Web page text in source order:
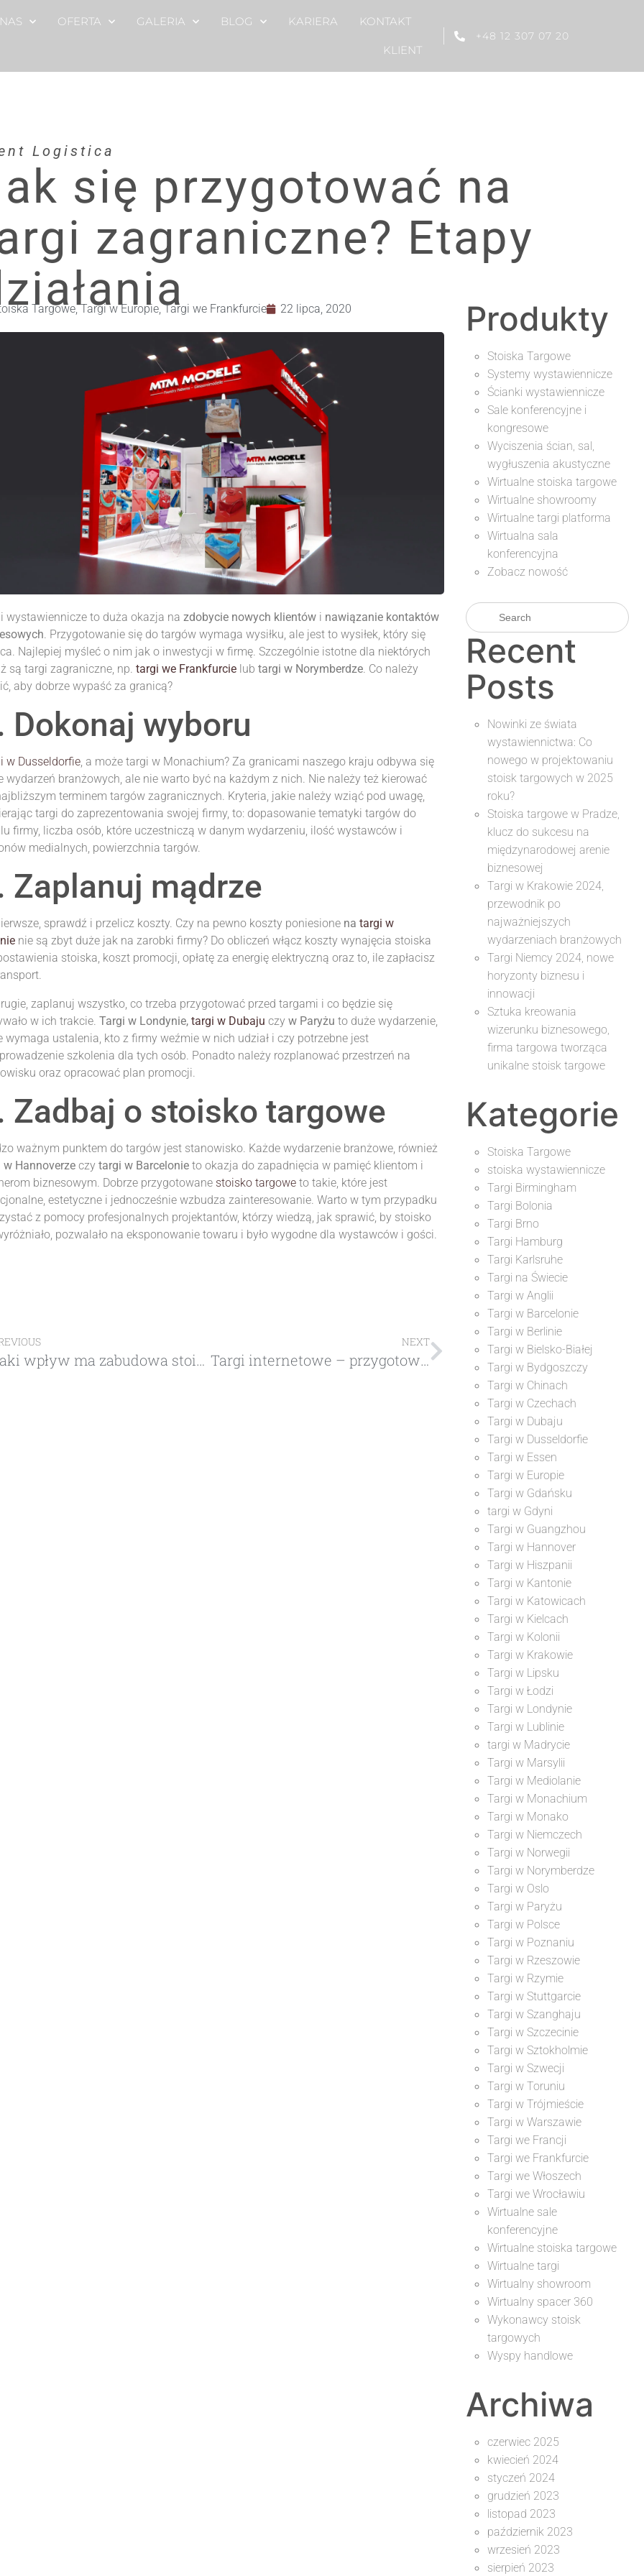
OFERTA GALERIA BLOG KARIERA KONTAKT
KLIENT
+48 12 307 07 20
Logistica
się przygotować na
zagraniczne? Etapy
Targowe,Targi w Europie,Targi we Frankfurcie 22 lipca, 2020
wystawiennicze to duża okazja nazdobycie nowych klientów i nawiązanie kontaktów
. Przygotowanie się do targów wymaga wysiłku, ale jest to wysiłek, który się
Najlepiej myśleć o nim jak o inwestycji w firmę. Szczególnie istotne dla niektórych
są targi zagraniczne, np.targi we Frankfurcie lubtargi w Norymberdze. Co należy
aby dobrze wypaść za granicą?
Dokonaj wyboru
w Dusseldorfie, a może targi w Monachium? Za granicami naszego kraju odbywa się
wydarzeń branżowych, ale nie warto być na każdym z nich. Nie należy też kierować
terminem targów zagranicznych. Kryteria, jakie należy wziąć pod uwagę,
targi do zaprezentowania swojej firmy, to: dopasowanie tematyki targów do
firmy, liczba osób, które uczestniczą w danym wydarzeniu, ilość wystawców i
medialnych, powierzchnia targów.
Zaplanuj mądrze
sprawdź i przelicz koszty. Czy na pewno koszty poniesione natargi w
nie są zbyt duże jak na zarobki firmy? Do obliczeń włącz koszty wynajęcia stoiska
stoiska, koszt promocji, opłatę za energię elektryczną oraz to, ile zapłacisz
zaplanuj wszystko, co trzeba przygotować przed targami i co będzie się
w ich trakcie.Targi w Londynie,targi w Dubaju czyw Paryżu to duże wydarzenie,
wymaga ustalenia, kto z firmy weźmie w nich udział i czy potrzebne jest
szkolenia dla tych osób. Ponadto należy rozplanować przestrzeń na
oraz opracować plan promocji.
Zadbaj o stoisko targowe
ważnym punktem do targów jest stanowisko. Każde wydarzenie branżowe, również
w Hannoverzeczytargi w Barcelonie to okazja do zapadnięcia w pamięć klientom i
biznesowym. Dobrze przygotowane stoisko targowe to takie, które jest
estetyczne i jednocześnie wzbudza zainteresowanie. Warto w tym przypadku
z pomocy profesjonalnych projektantów, którzy wiedzą, jak sprawić, by stoisko
pozwalało na eksponowanie towaru i było wygodne dla wystawców i gości.
Jaki wpływ ma zabudowa stoisk targowych na prezentację firmy?
NEXT
Targi internetowe – przygotowanie, korzyści
Produkty
Stoiska Targowe
Systemy wystawiennicze
Ścianki wystawiennicze
Sale konferencyjne i
kongresowe
Wyciszenia ścian, sal,
wygłuszenia akustyczne
Wirtualne stoiska targowe
Wirtualne showroomy
Wirtualne targi platforma
Wirtualna sala
konferencyjna
Zobacz nowość
Recent
Posts
Nowinki ze świata
wystawiennictwa: Co
nowego w projektowaniu
stoisk targowych w 2025
roku?
Stoiska targowe w Pradze,
klucz do sukcesu na
międzynarodowej arenie
biznesowej
Targi w Krakowie 2024,
przewodnik po
najważniejszych
wydarzeniach branżowych
Targi Niemcy 2024, nowe
horyzonty biznesu i
innowacji
Sztuka kreowania
wizerunku biznesowego,
firma targowa tworząca
unikalne stoisk targowe
Kategorie
Stoiska Targowe
stoiska wystawiennicze
Targi Birmingham
Targi Bolonia
Targi Brno
Targi Hamburg
Targi Karlsruhe
Targi na Świecie
Targi w Anglii
Targi w Barcelonie
Targi w Berlinie
Targi w Bielsko-Białej
Targi w Bydgoszczy
Targi w Chinach
Targi w Czechach
Targi w Dubaju
Targi w Dusseldorfie
Targi w Essen
Targi w Europie
Targi w Gdańsku
targi w Gdyni
Targi w Guangzhou
Targi w Hannover
Targi w Hiszpanii
Targi w Kantonie
Targi w Katowicach
Targi w Kielcach
Targi w Kolonii
Targi w Krakowie
Targi w Lipsku
Targi w Łodzi
Targi w Londynie
Targi w Lublinie
targi w Madrycie
Targi w Marsylii
Targi w Mediolanie
Targi w Monachium
Targi w Monako
Targi w Niemczech
Targi w Norwegii
Targi w Norymberdze
Targi w Oslo
Targi w Paryżu
Targi w Polsce
Targi w Poznaniu
Targi w Rzeszowie
Targi w Rzymie
Targi w Stuttgarcie
Targi w Szanghaju
Targi w Szczecinie
Targi w Sztokholmie
Targi w Szwecji
Targi w Toruniu
Targi w Trójmieście
Targi w Warszawie
Targi we Francji
Targi we Frankfurcie
Targi we Włoszech
Targi we Wrocławiu
Wirtualne sale
konferencyjne
Wirtualne stoiska targowe
Wirtualne targi
Wirtualny showroom
Wirtualny spacer 360
Wykonawcy stoisk
targowych
Wyspy handlowe
Archiwa
czerwiec 2025
kwiecień 2024
styczeń 2024
grudzień 2023
listopad 2023
październik 2023
wrzesień 2023
sierpień 2023